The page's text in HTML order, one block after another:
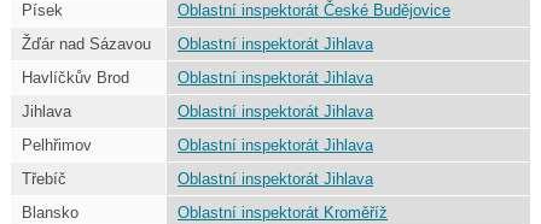
Písek
Oblastní inspektorát České Budějovice
Žďár nad Sázavou
Oblastní inspektorát Jihlava
Havlíčkův Brod
Oblastní inspektorát Jihlava
Jihlava
Oblastní inspektorát Jihlava
Pelhřimov
Oblastní inspektorát Jihlava
Třebíč
Oblastní inspektorát Jihlava
Blansko
Oblastní inspektorát Kroměříž